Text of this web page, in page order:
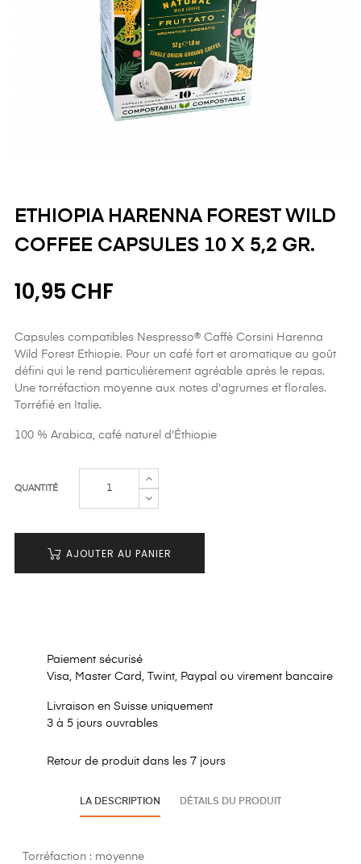
ETHIOPIA HARENNA FOREST WILD
COFFEE CAPSULES 10 X 5,2 GR.
10,95 CHF
Capsules compatibles Nespresso® Caffè Corsini Harenna
Wild Forest Ethiopie. Pour un café fort et aromatique au goût
défini qui le rend particulièrement agréable après le repas.
Une torréfaction moyenne aux notes d'agrumes et florales.
Torréfié en Italie.
100 % Arabica, café naturel d'Éthiopie
QUANTITÉ
AJOUTER AU PANIER
Paiement sécurisé
Visa, Master Card, Twint, Paypal ou virement bancaire
Livraison en Suisse uniquement
3 à 5 jours ouvrables
Retour de produit dans les 7 jours
LA DESCRIPTION DÉTAILS DU PRODUIT
Torréfaction : moyenne